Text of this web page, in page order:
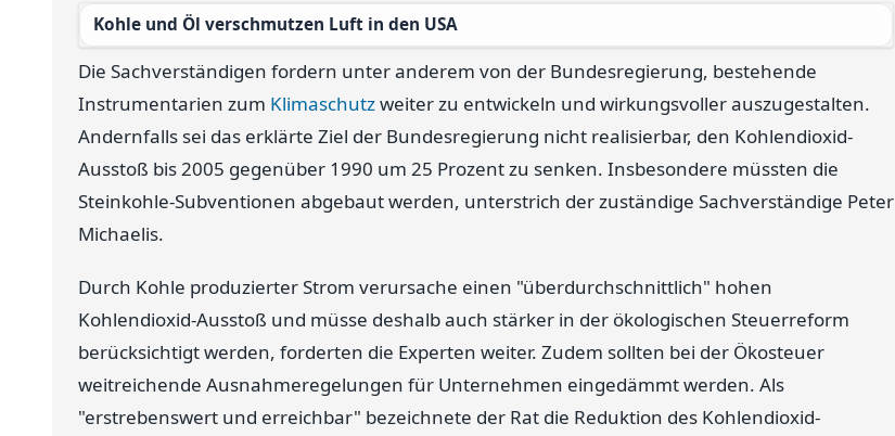
Kohle und Öl verschmutzen Luft in den USA
Die Sachverständigen fordern unter anderem von der Bundesregierung, bestehende
Instrumentarien zum Klimaschutzweiter zu entwickeln und wirkungsvoller auszugestalten.
Andernfalls sei das erklärte Ziel der Bundesregierung nicht realisierbar, den Kohlendioxid-
Ausstoß bis 2005 gegenüber 1990 um 25 Prozent zu senken. Insbesondere müssten die
Steinkohle-Subventionen abgebaut werden, unterstrich der zuständige Sachverständige Peter
Michaelis.
Durch Kohle produzierter Strom verursache einen "überdurchschnittlich" hohen
Kohlendioxid-Ausstoß und müsse deshalb auch stärker in der ökologischen Steuerreform
berücksichtigt werden, forderten die Experten weiter. Zudem sollten bei der Ökosteuer
weitreichende Ausnahmeregelungen für Unternehmen eingedämmt werden. Als
"erstrebenswert und erreichbar" bezeichnete der Rat die Reduktion des Kohlendioxid-